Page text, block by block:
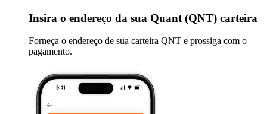
Insira o endereço da sua Quant (QNT) carteira
Forneça o endereço de sua carteira QNT e prossiga com o
pagamento.